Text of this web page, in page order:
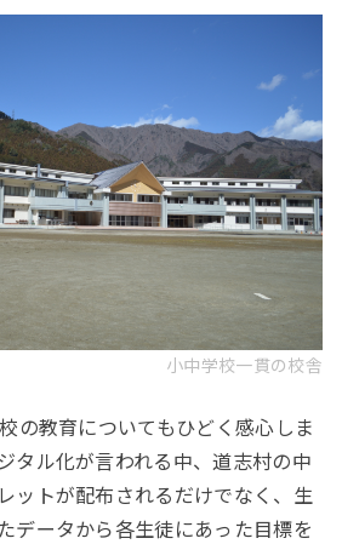
小中学校一貫の校舎
の教育についてもひどく感心しま
タル化が言われる中、道志村の中
ットが配布されるだけでなく、生
データから各生徒にあった目標を